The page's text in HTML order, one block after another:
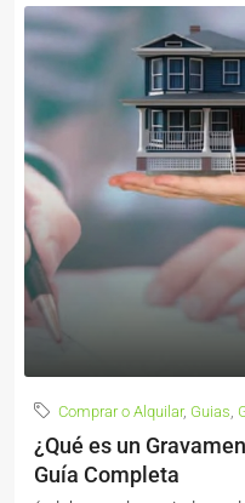
Comprar o Alquilar, Guias,
¿Qué es un
Guía Completa